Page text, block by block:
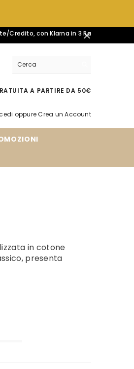
con Klarna in 3 Rate🤍 Resi Facili e
A PARTIRE DA 50€
oppureCrea un Account
in cotone
presenta